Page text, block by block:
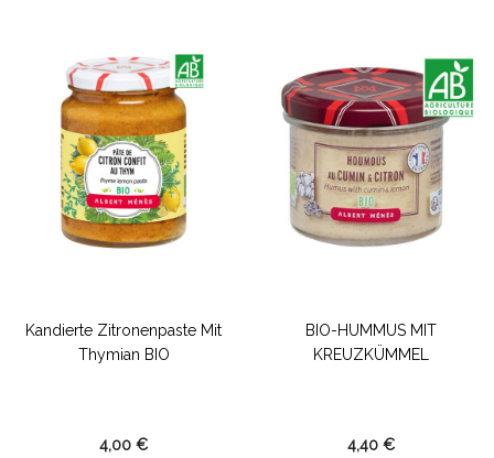
Kandierte Zitronenpaste Mit
Thymian BIO
4,00 €
BIO-HUMMUS MIT
KREUZKÜMMEL
4,40 €